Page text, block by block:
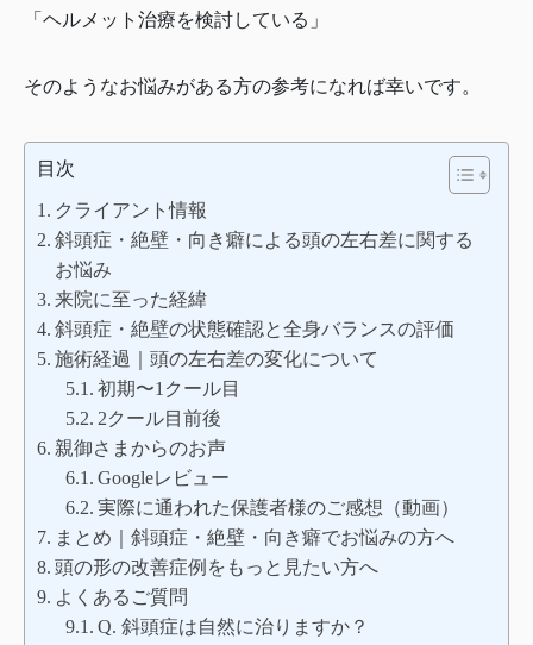
「ヘルメット治療を検討している」
そのようなお悩みがある方の参考になれば幸いです。
目次
クライアント情報
斜頭症・絶壁・向き癖による頭の左右差に関する
お悩み
来院に至った経緯
斜頭症・絶壁の状態確認と全身バランスの評価
施術経過｜頭の左右差の変化について
初期〜1クール目
2クール目前後
親御さまからのお声
Googleレビュー
実際に通われた保護者様のご感想（動画）
まとめ｜斜頭症・絶壁・向き癖でお悩みの方へ
頭の形の改善症例をもっと見たい方へ
よくあるご質問
Q. 斜頭症は自然に治りますか？